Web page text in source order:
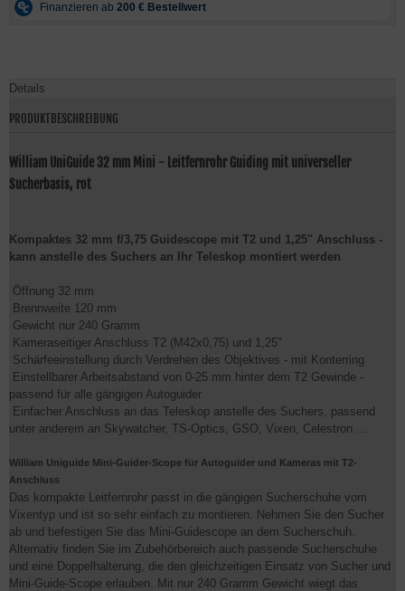
Details
PRODUKTBESCHREIBUNG
William UniGuide 32 mm Mini - Leitfernrohr Guiding mit universeller
Sucherbasis, rot
Kompaktes 32 mm f/3,75 Guidescope mit T2 und 1,25" Anschluss -
kann anstelle des Suchers an Ihr Teleskop montiert werden
Öffnung 32 mm
Brennweite 120 mm
Gewicht nur 240 Gramm
Kameraseitiger Anschluss T2 (M42x0,75) und 1,25"
Schärfeeinstellung durch Verdrehen des Objektives - mit Konterring
Einstellbarer Arbeitsabstand von 0-25 mm hinter dem T2 Gewinde -
passend für alle gängigen Autoguider
Einfacher Anschluss an das Teleskop anstelle des Suchers, passend
unter anderem an Skywatcher, TS-Optics, GSO, Vixen, Celestron ...
William Uniguide Mini-Guider-Scope für Autoguider und Kameras mit T2-
Anschluss
Das kompakte Leitfernrohr passt in die gängigen Sucherschuhe vom
Vixentyp und ist so sehr einfach zu montieren. Nehmen Sie den Sucher
ab und befestigen Sie das Mini-Guidescope an dem Sucherschuh.
Alternativ finden Sie im Zubehörbereich auch passende Sucherschuhe
und eine Doppelhalterung, die den gleichzeitigen Einsatz von Sucher und
Mini-Guide-Scope erlauben. Mit nur 240 Gramm Gewicht wiegt das